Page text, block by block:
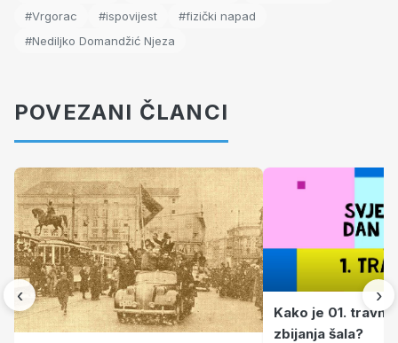
#Vrgorac
#ispovijest
#fizički napad
#Nediljko Domandžić Njeza
POVEZANI ČLANCI
‹
Kako je 01.
zbijanja šala?
›